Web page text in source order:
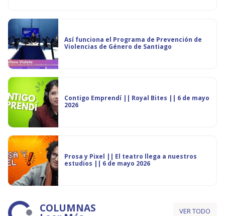
Así funciona el Programa de Prevención de
Violencias de Género de Santiago
Contigo Emprendí || Royal Bites || 6 de mayo
2026
Prosa y Pixel || El teatro llega a nuestros
estudios || 6 de mayo 2026
COLUMNAS VER TODO